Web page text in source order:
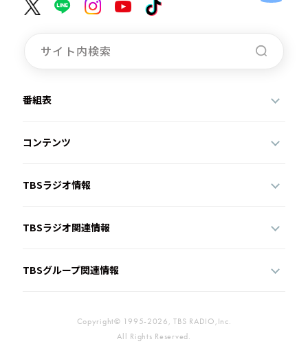
番組表
コンテンツ
TBSラジオ情報
TBSラジオ関連情報
TBSグループ関連情報
Copyright© 1995-2026, TBS RADIO,Inc.
All Rights Reserved.